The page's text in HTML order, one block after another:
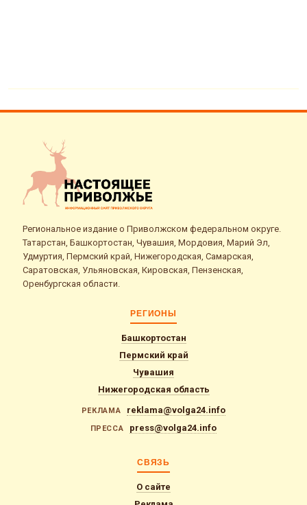
Региональное издание о Приволжском федеральном округе.
Татарстан, Башкортостан, Чувашия, Мордовия, Марий Эл,
Удмуртия, Пермский край, Нижегородская, Самарская,
Саратовская, Ульяновская, Кировская, Пензенская,
Оренбургская области.
РЕГИОНЫ
Башкортостан
Пермский край
Чувашия
Нижегородская область
РЕКЛАМА reklama@volga24.info
ПРЕССА press@volga24.info
СВЯЗЬ
О сайте